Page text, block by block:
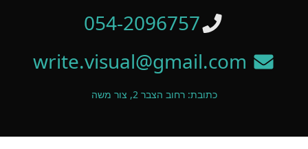
054-2096757
כתובת: רחוב הצבר 2, צור משה